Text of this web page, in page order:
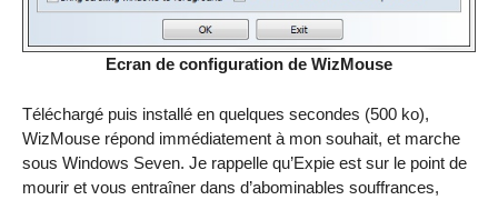
Ecran de configuration de WizMouse
Téléchargé puis installé en quelques secondes (500 ko),
WizMouse répond immédiatement à mon souhait, et marche
sous Windows Seven. Je rappelle qu’Expie est sur le point de
mourir et vous entraîner dans d’abominables souffrances,